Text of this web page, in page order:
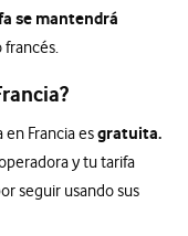
se mantendrá
Francia esgratuita.
y tu tarifa
seguir usando sus